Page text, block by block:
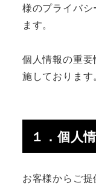
様のプライバ
ます。
個人情報の重
施しております。
１．個人
お客様からご提